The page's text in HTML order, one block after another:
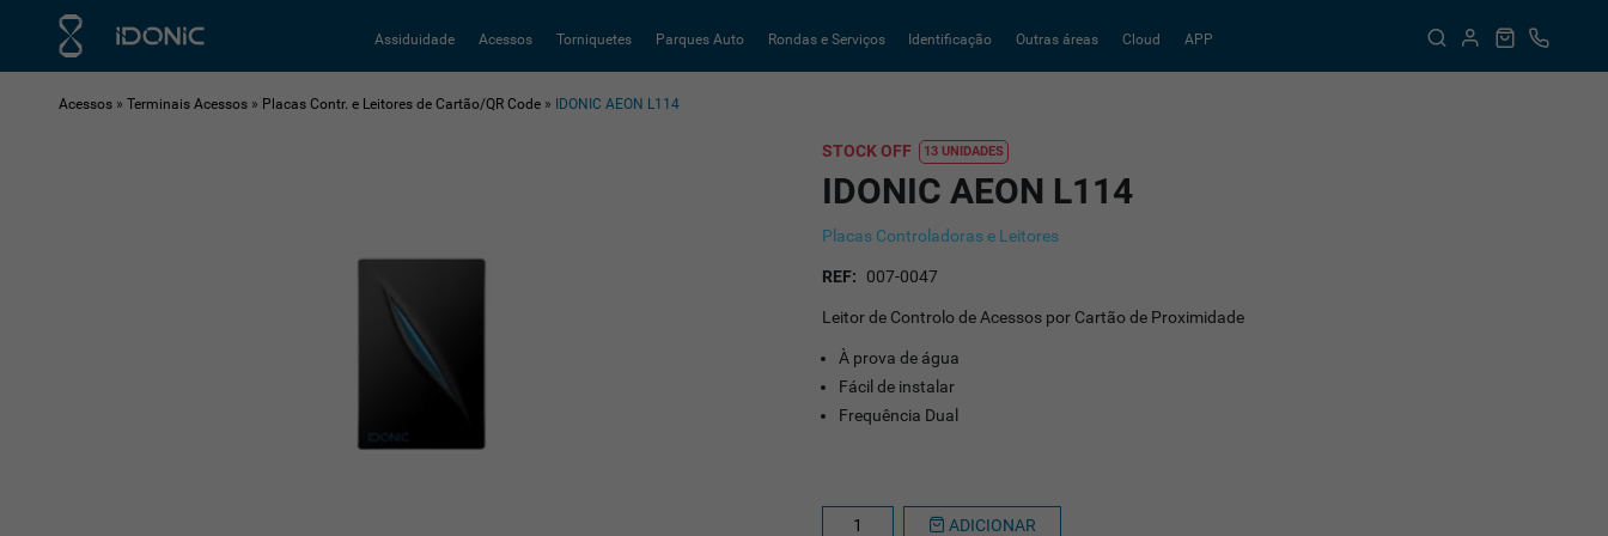
Assiduidade Acessos Torniquetes Parques Auto Rondas e Serviços Identificação Outras áreas Cloud APP
Acessos» Terminais Acessos» Placas Contr. e Leitores de Cartão/QR Code» IDONIC AEON L114
STOCK OFF 13 UNIDADES
IDONIC AEON L114
Placas Controladoras e Leitores
REF: 007-0047
Leitor de Controlo de Acessos por Cartão de Proximidade
À prova de água
Fácil de instalar
Frequência Dual
ADICIONAR